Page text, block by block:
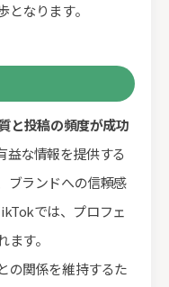
なります。
と投稿の頻度が成功
益な情報を提供する
ブランドへの信頼感
では、プロフェ
す。
の関係を維持するた